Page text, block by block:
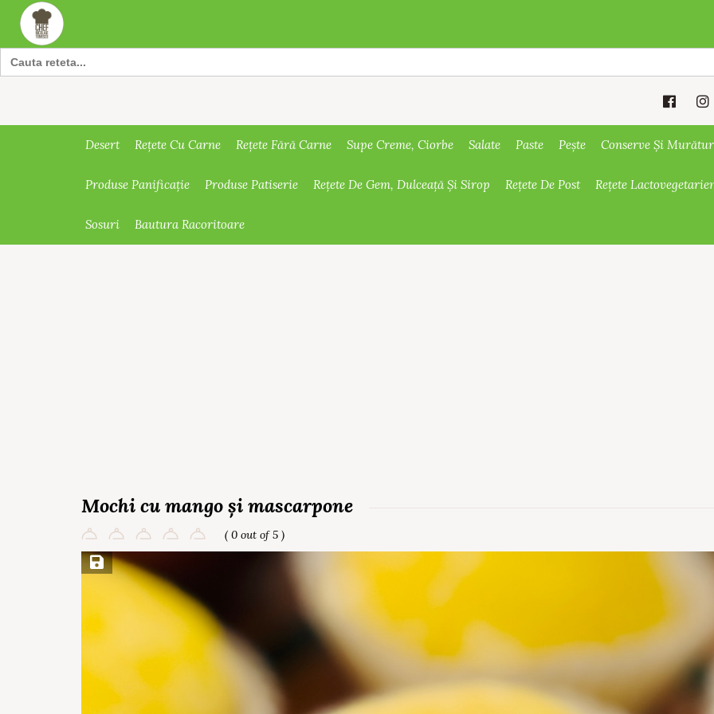
Search
for:
Desert Rețete Cu Carne Rețete Fără Carne Supe Creme, Ciorbe Salate Paste Pește Conserve Și
Produse Panificație Produse Patiserie Rețete De Gem, Dulceață Și Sirop Rețete De Post Rețete
Sosuri Bautura Racoritoare
Mochi cu mango și mascarpone
( 0 out of 5 )
Save Recipe